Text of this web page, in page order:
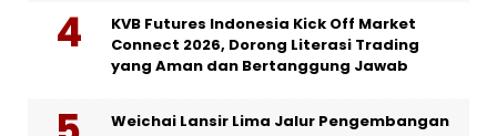
KVB Futures Indonesia Kick Off Market
Connect 2026, Dorong Literasi Trading
yang Aman dan Bertanggung Jawab
Weichai Lansir Lima Jalur Pengembangan